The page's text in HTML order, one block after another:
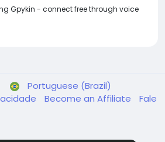
Gpykin - connect free through voice
Portuguese (Brazil)
Become an Affiliate
Fale